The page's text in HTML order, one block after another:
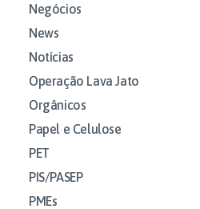
Negócios
News
Notícias
Operação Lava Jato
Orgânicos
Papel e Celulose
PET
PIS/PASEP
PMEs